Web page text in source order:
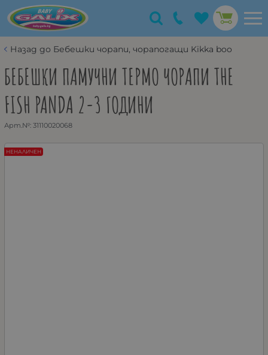
Назад до Бебешки чорапи, чорапогащи Kikka boo
БЕБЕШКИ ПАМУЧНИ ТЕРМО ЧОРАПИ THE
FISH PANDA 2-3 ГОДИНИ
Арт.№: 31110020068
НЕНАЛИЧЕН